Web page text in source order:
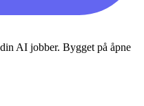
AI jobber. Bygget på åpne